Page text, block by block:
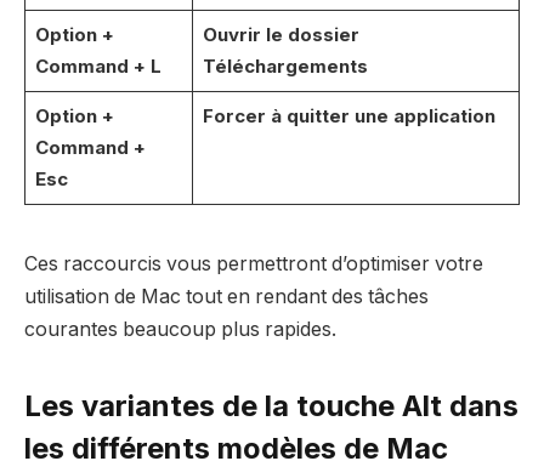
Option +
Command + L
Ouvrir le dossier
Téléchargements
Option +
Command +
Esc
Forcer à quitter une application
Ces raccourcis vous permettront d’optimiser votre
utilisation de Mac tout en rendant des tâches
courantes beaucoup plus rapides.
Les variantes de la touche Alt dans
les différents modèles de Mac